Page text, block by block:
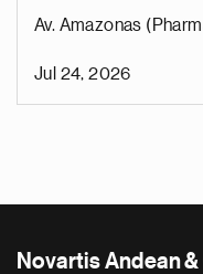
Av. Amazonas
Jul 24, 2026
Novartis Andean